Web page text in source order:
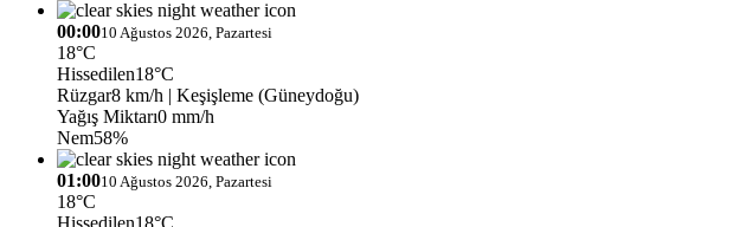
00:0010 Ağustos 2026, Pazartesi
18°C
Hissedilen18°C
Rüzgar8 km/h | Keşişleme (Güneydoğu)
Yağış Miktarı0 mm/h
Nem58%
01:0010 Ağustos 2026, Pazartesi
18°C
Hissedilen18°C